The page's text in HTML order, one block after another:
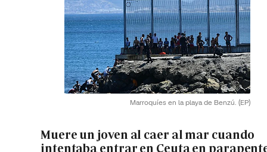
Marroquíes en la playa de Benzú. (EP)
Muere un joven al caer al mar cuando
intentaba entrar en Ceuta en